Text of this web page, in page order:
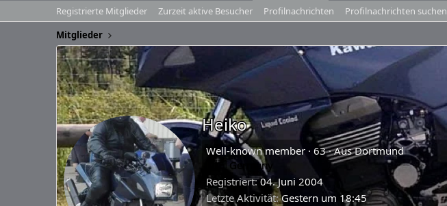
Registrierte Mitglieder Zurzeit aktive Besucher Profilnachrichten
Profilnachrichten suchen
Mitglieder
Heiko
Well-known member · 63·AusDortmund
🇩🇪 Germany
Registriert 04. Juni 2004
Letzte Aktivität Gestern um 18:45